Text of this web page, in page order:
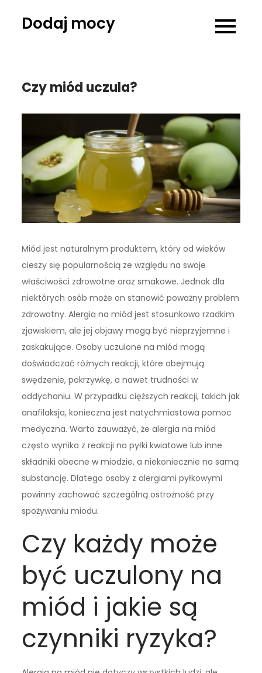
Dodaj mocy
Czy miód uczula?
Miód jest naturalnym produktem, który od wieków
cieszy się popularnością ze względu na swoje
właściwości zdrowotne oraz smakowe. Jednak dla
niektórych osób może on stanowić poważny problem
zdrowotny. Alergia na miód jest stosunkowo rzadkim
zjawiskiem, ale jej objawy mogą być nieprzyjemne i
zaskakujące. Osoby uczulone na miód mogą
doświadczać różnych reakcji, które obejmują
swędzenie, pokrzywkę, a nawet trudności w
oddychaniu. W przypadku cięższych reakcji, takich jak
anafilaksja, konieczna jest natychmiastowa pomoc
medyczna. Warto zauważyć, że alergia na miód
często wynika z reakcji na pyłki kwiatowe lub inne
składniki obecne w miodzie, a niekoniecznie na samą
substancję. Dlatego osoby z alergiami pyłkowymi
powinny zachować szczególną ostrożność przy
spożywaniu miodu.
Czy każdy może
być uczulony na
miód i jakie są
czynniki ryzyka?